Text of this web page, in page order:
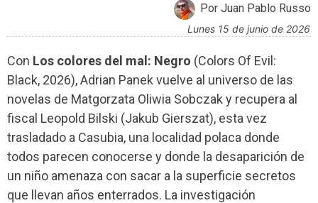
Por Juan Pablo Russo
lunes 15 de junio de 2026
Con Los colores del mal: Negro (Colors Of Evil:
Black, 2026), Adrian Panek vuelve al universo de las
novelas de Matgorzata Oliwia Sobczak y recupera al
fiscal Leopold Bilski (Jakub Gierszat), esta vez
trasladado a Casubia, una localidad polaca donde
todos parecen conocerse y donde la desaparición de
un niño amenaza con sacar a la superficie secretos
que llevan años enterrados. La investigación